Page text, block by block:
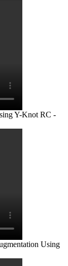
Y-Knot RC -
Using